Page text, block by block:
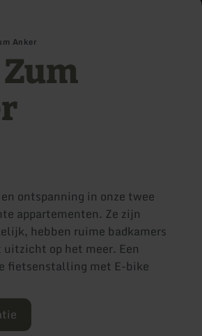
Anker
Zum
ontspanning in onze twee
appartementen. Ze zijn
hebben ruime badkamers
op het meer. Een
fietsenstalling met E-bike